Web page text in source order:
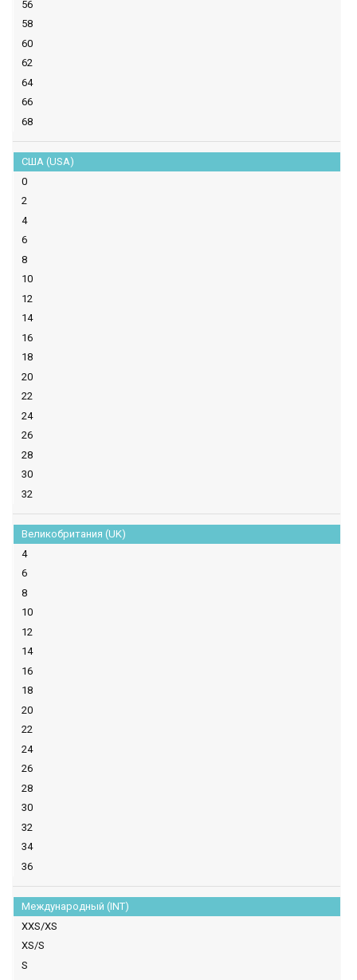
56
58
60
62
64
66
68
США (USA)
0
2
4
6
8
10
12
14
16
18
20
22
24
26
28
30
32
Великобритания (UK)
4
6
8
10
12
14
16
18
20
22
24
26
28
30
32
34
36
Международный (INT)
XXS/XS
XS/S
S